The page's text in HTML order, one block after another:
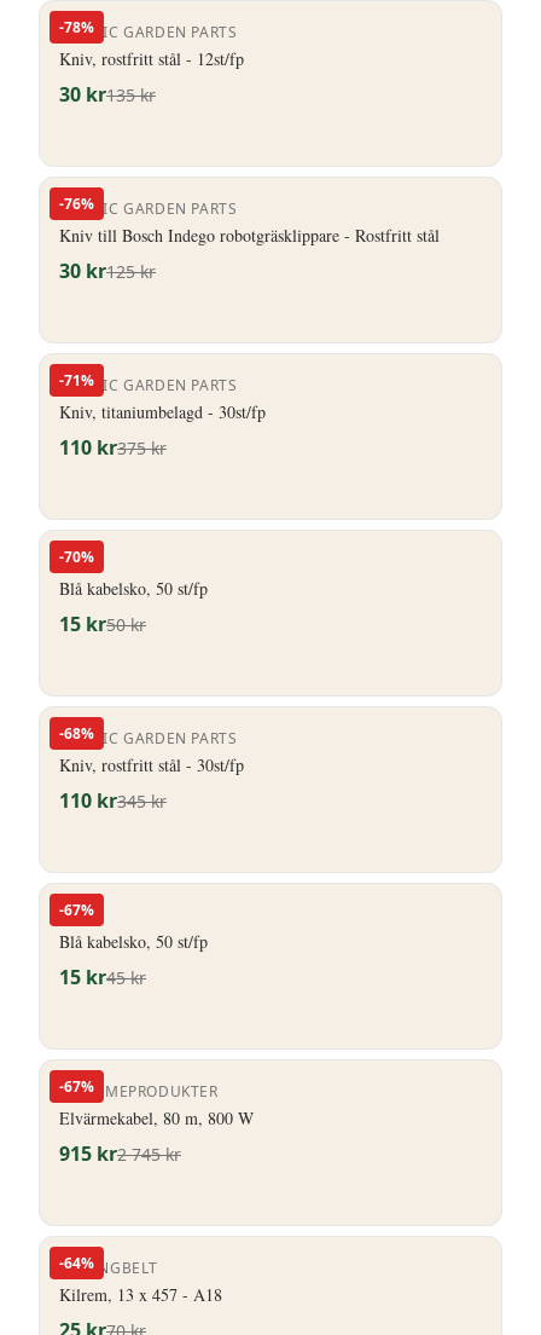
-78%
NORDIC GARDEN PARTS
Kniv, rostfritt stål - 12st/fp
30 kr135kr
-76%
NORDIC GARDEN PARTS
Kniv till Bosch Indego robotgräsklippare - Rostfritt stål
30 kr125kr
-71%
NORDIC GARDEN PARTS
Kniv, titaniumbelagd - 30st/fp
110 kr375kr
-70%
HERO
Blå kabelsko, 50 st/fp
15 kr50kr
-68%
NORDIC GARDEN PARTS
Kniv, rostfritt stål - 30st/fp
110 kr345kr
-67%
HERO
Blå kabelsko, 50 st/fp
15 kr45kr
-67%
ELVÄRMEPRODUKTER
Elvärmekabel, 80 m, 800 W
915 kr2 745kr
-64%
STRONGBELT
Kilrem, 13 x 457 - A18